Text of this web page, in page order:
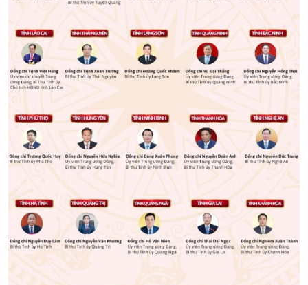
Kinh tế
Tin Kinh tế
Trước giờ mở cửa
Dòng chảy Kinh tế
Khởi nghiệp
Tuyên chiến với gian lận
thương mại
Nông nghiệp & Biển đảo
Tin Nông nghiệp & Biển
đảo
Mùa vàng
Tâm tình biên giới và hải
Tìm hiểu biển, đảo Việt
Nam